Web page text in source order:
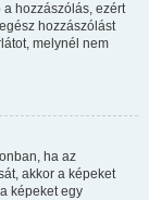
hozzászólás, ezért
hozzászólást
melynél nem
ha az
akkor a képeket
képeket egy